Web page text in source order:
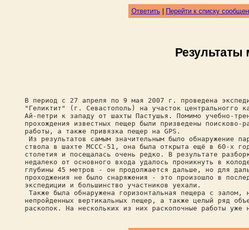
Ответить| Перейти к списку
Результаты
В период с 27 апреля по 9 мая 2007 г. проведена
"Геликтит" (г. Севастополь) на участок центральногго
Ай-петри к западу от шахты Пастушья. Помимо учебно-
прохождения известных пещер были призведены поисково-
работы, а также привязка пещер на GPS.
Из результатов самым значительным было обнаружение
ствола в шахте МССС-51, она была открыта ещё в 60-х
столетия и посещалась очень редко. В результате
недалеко от основного входа удалось проникнуть в
глубины 45 метров - он продолжается дальше, но для
проходжения не было снаряжения - это произошло в
экспедиции и большинство участников уехали.
Также была обнаружена горизонтальная пещера с залом,
непройденных вертикальных пещер, а также целый ряд
раскопок. На нескольких из них раскопочные работы уже